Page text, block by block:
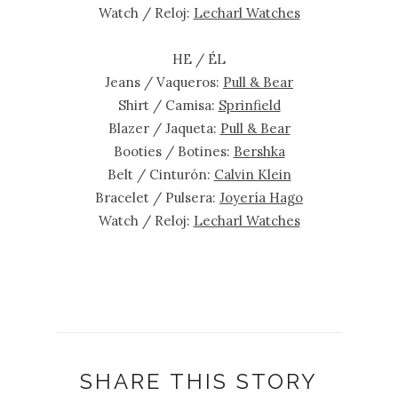
Watch / Reloj: Lecharl Watches
HE / ÉL
Jeans / Vaqueros: Pull & Bear
Shirt / Camisa: Sprinfield
Blazer / Jaqueta: Pull & Bear
Booties / Botines: Bershka
Belt / Cinturón: Calvin Klein
Bracelet / Pulsera: Joyería Hago
Watch / Reloj: Lecharl Watches
SHARE THIS STORY